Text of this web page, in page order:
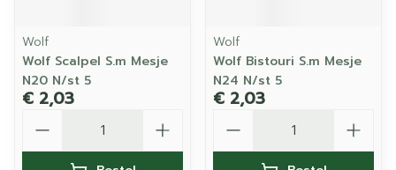
Wolf
Wolf Scalpel S.m Mesje
N20 N/st 5
€ 2,03
Wolf
Wolf Bistouri S.m Mesje
N24 N/st 5
€ 2,03